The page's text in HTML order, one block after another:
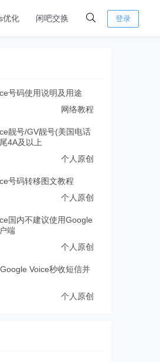
优化 闲吧交换 登录
号码使用说明及用途
网络教程
靓号/GV靓号(美国电话
4A及以上
个人原创
号码转移图文教程
个人原创
国内不建议使用Google
端
个人原创
Voice秒收短信并
个人原创